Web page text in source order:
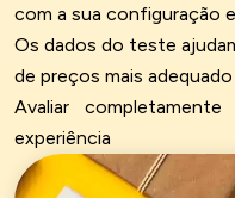
com a sua configuração
Os dados do teste
de preços mais adequado
Avaliar
experiência